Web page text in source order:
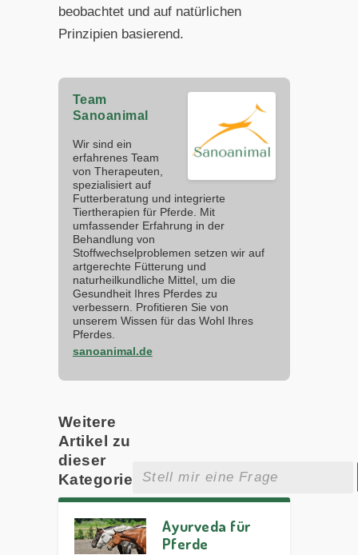
beobachtet und auf natürlichen
Prinzipien basierend.
Team
Sanoanimal
Wir sind ein
erfahrenes Team
von Therapeuten,
spezialisiert auf
Futterberatung und integrierte
Tiertherapien für Pferde. Mit
umfassender Erfahrung in der
Behandlung von
Stoffwechselproblemen setzen wir auf
artgerechte Fütterung und
naturheilkundliche Mittel, um die
Gesundheit Ihres Pferdes zu
verbessern. Profitieren Sie von
unserem Wissen für das Wohl Ihres
Pferdes.
sanoanimal.de
Weitere
Artikel zu
dieser
Kategorie
Ayurveda für
Pferde